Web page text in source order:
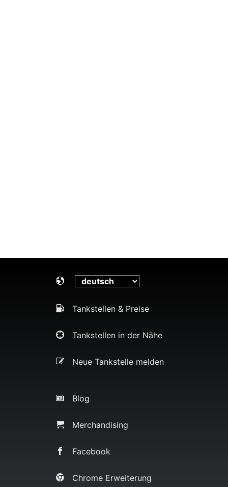
Tankstellen & Preise
Tankstellen in der Nähe
Neue Tankstelle melden
Blog
Merchandising
Facebook
Chrome Erweiterung